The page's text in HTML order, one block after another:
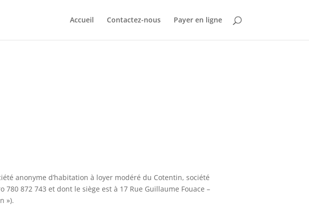
Accueil Contactez-nous Payer en ligne
anonyme d’habitation à loyer modéré du Cotentin, société
872 743 et dont le siège est à 17 Rue Guillaume Fouace –
»).